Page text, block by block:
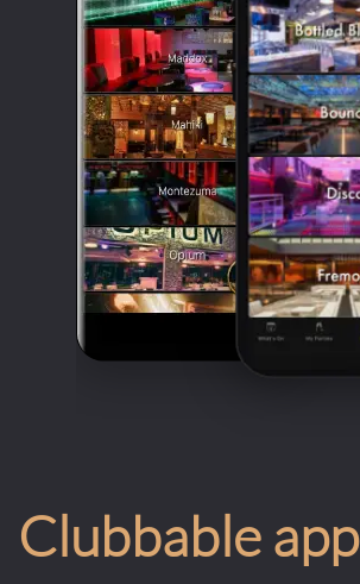
Clubbable
sociala
konton
Clubbable app